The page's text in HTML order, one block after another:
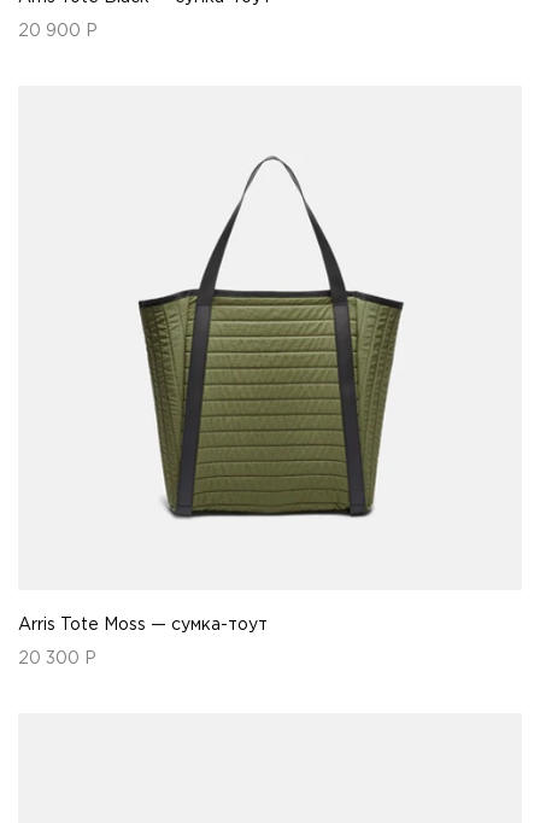
20 900 Р
Arris Tote Moss — сумка-тоут
20 300 Р